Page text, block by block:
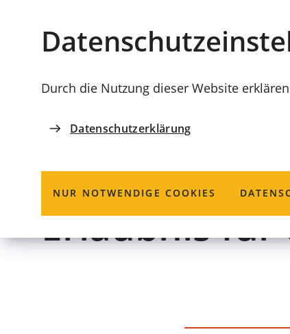
Durch die Nutzung dieser Website
Datenschutzerklärung
NUR NOTWENDIGE COOKIES
Coburg
ORDNUNGSAMT
Erlaubnis für